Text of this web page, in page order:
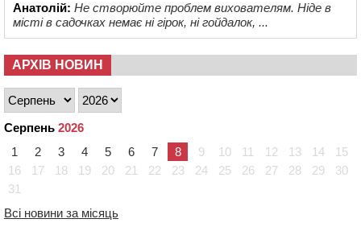
Анатолій: Не створюйте проблем вихователям. Ніде в
місті в садочках немає ні гірок, ні гойдалок, ...
АРХІВ НОВИН
Серпень 2026
1
2 3 4 5 6 7 8 9 10 11 12 13 14
15
16
17 18 19 20 21 22 23 24 25 26 27 28 29
30
31
Всі новини за місяць